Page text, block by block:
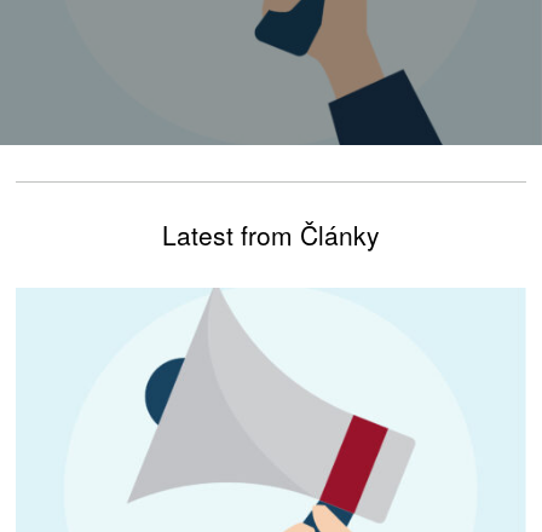
Latest from Články